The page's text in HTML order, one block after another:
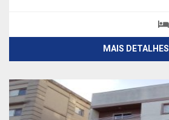
MAIS DETALHES